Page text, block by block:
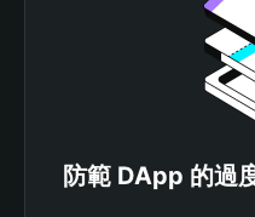
防範 DApp 的過